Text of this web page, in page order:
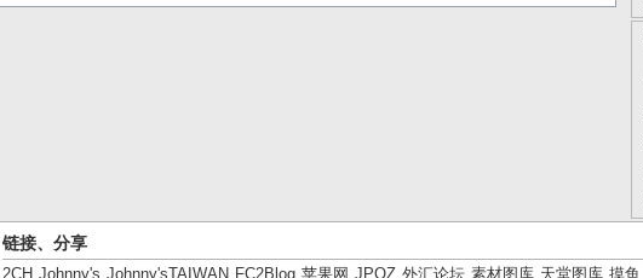
链接、分享
2CH Johnny's Johnny'sTAIWAN FC2Blog 苹果网 JPOZ 外汇论坛 素材图库 天堂图库 摸鱼